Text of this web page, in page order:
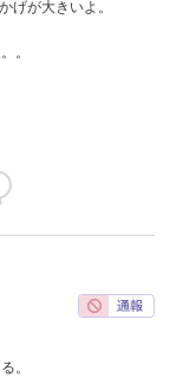
げが大きいよ。
。
。